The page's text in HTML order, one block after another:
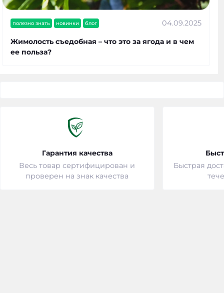
полезно знать новинки блог 04.09.2025
Жимолость съедобная – что это за ягода и в чем
ее польза?
Гарантия качества
Весь товар сертифицирован и
проверен на знак качества
Быстрая